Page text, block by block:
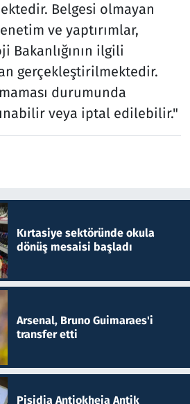
Belgesi olmayan
ve yaptırımlar,
Bakanlığının ilgili
gerçekleştirilmektedir.
durumunda
veya iptal edilebilir."
Kırtasiye sektöründe okula
dönüş mesaisi başladı
Arsenal, Bruno Guimaraes'i
transfer etti
Pisidia Antiokheia Antik